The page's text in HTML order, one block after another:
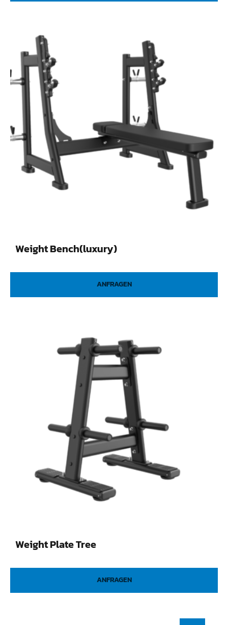
Weight Bench(luxury)
ANFRAGEN
Weight Plate Tree
ANFRAGEN